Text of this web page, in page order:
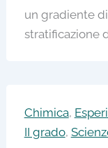
un gradiente
stratificazione
Chimica,
II grado,